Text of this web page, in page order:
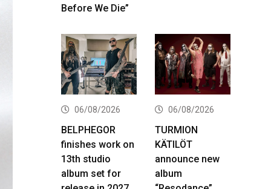
Before We Die”
06/08/2026
BELPHEGOR
finishes work on
13th studio
album set for
06/08/2026
TURMION
KÄTILÖT
announce new
album